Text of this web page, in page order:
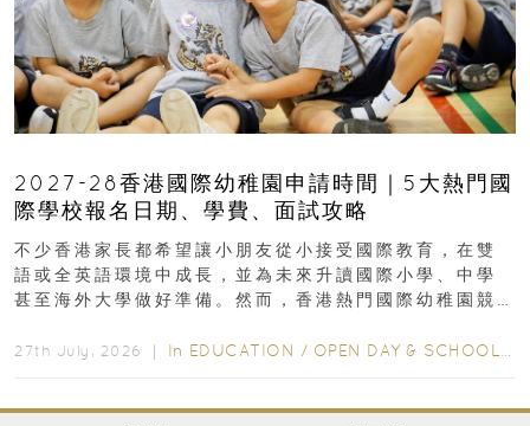
2027-28香港國際幼稚園申請時間｜5大熱門國
際學校報名日期、學費、面試攻略
不少香港家長都希望讓小朋友從小接受國際教育，在雙
語或全英語環境中成長，並為未來升讀國際小學、中學
甚至海外大學做好準備。然而，香港熱門國際幼稚園競
27th July, 2026 ｜ In EDUCATION / OPEN DAY & SCHOOL EVENTS